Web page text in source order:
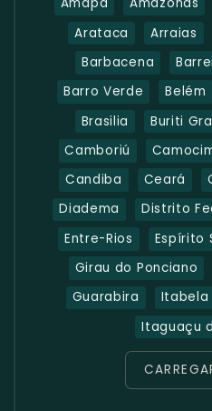
Arataca
Arraias
Barbacena
Barro Verde
Belém
Brasilia
Buriti
Camboriú
Candiba
Ceará
Diadema
Distrito
Entre-Rios
Espírito
Girau do Ponciano
Guarabira
Itabela
Itaguaçu